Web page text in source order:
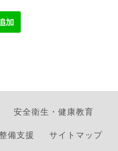
安全衛生・健康教育
備支援
サイトマップ